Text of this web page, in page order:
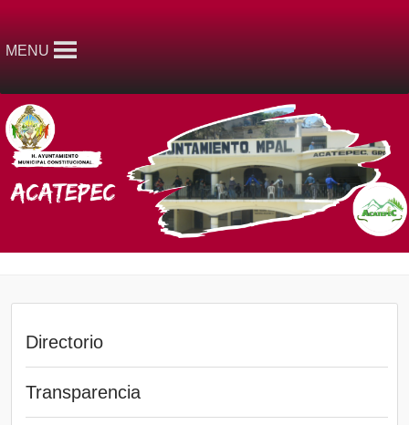
MENU
Directorio
Transparencia